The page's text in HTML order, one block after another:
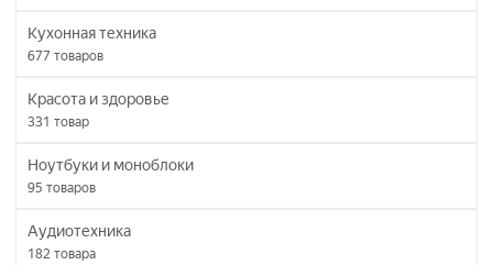
Кухонная техника
677 товаров
Красота и здоровье
331 товар
Ноутбуки и моноблоки
95 товаров
Аудиотехника
182 товара